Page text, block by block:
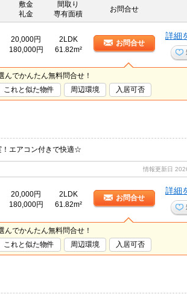
敷金
礼金
間取り
専有面積
お問合せ
20,000円
180,000円
2LDK
61.82m²
お問合せ
詳細
んでかんたん無料問合せ！
これと似た物件 周辺環境 入居可否
！エアコン付きで快適☆
情報更新日
20,000円
180,000円
2LDK
61.82m²
お問合せ
詳細
んでかんたん無料問合せ！
これと似た物件 周辺環境 入居可否